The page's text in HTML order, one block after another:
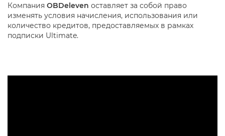
Компания OBDeleven оставляет за собой право
изменять условия начисления, использования или
количество кредитов, предоставляемых в рамках
подписки Ultimate.